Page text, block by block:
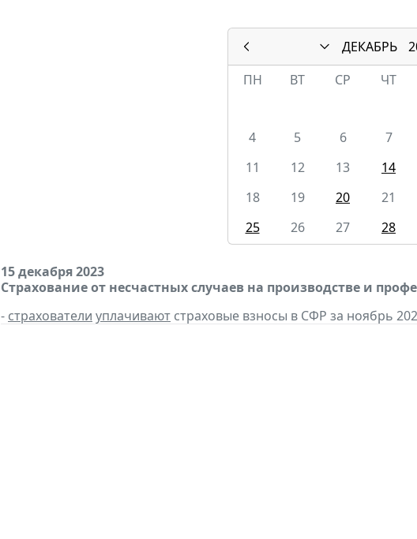
ДЕКАБРЬ
ПН
ВТ СР ЧТ
4
5 6 7
11
12 13 14
18
19 20 21
25
26 27 28
15 декабря 2023
Страхование от несчастных случаев на производстве и
- страхователи уплачивают страховые взносы в СФР за ноябрь